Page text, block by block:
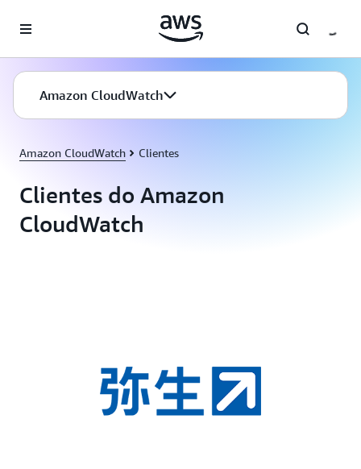
Pular para o conteúdo principal
Amazon CloudWatch
Amazon CloudWatch Clientes
Clientes do Amazon
CloudWatch